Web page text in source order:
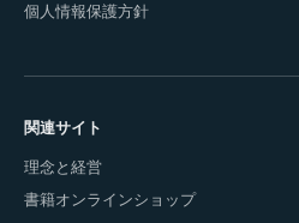
個人情報保護方針
関連サイト
理念と経営
書籍オンラインショップ